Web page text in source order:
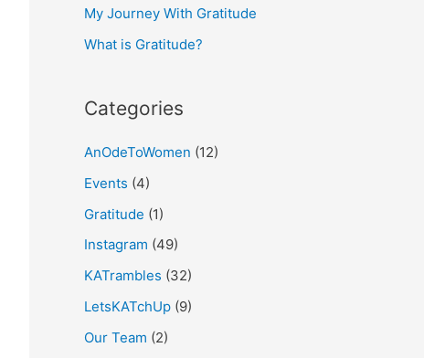
r
:
My Journey With Gratitude
What is Gratitude?
Categories
AnOdeToWomen (12)
Events (4)
Gratitude (1)
Instagram (49)
KATrambles (32)
LetsKATchUp (9)
Our Team (2)